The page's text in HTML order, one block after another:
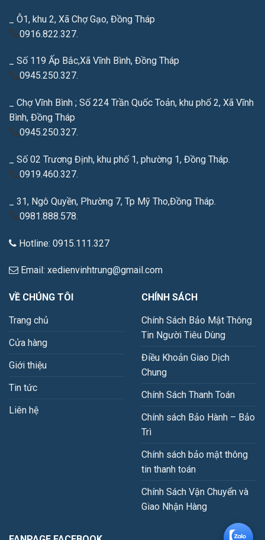
_ Ô1, khu 2, Xã Chợ Gạo, Đồng Tháp
0916.822.327.
_ Số 119 Ấp Bắc,Xã Vĩnh Bình, Đồng Tháp
0945.250.327.
_ Chợ Vĩnh Bình ; Số 224 Trần Quốc Toản, khu phố 2, Xã Vĩnh
Bình, Đồng Tháp
0945.250.327.
_ Số 02 Trương Định, khu phố 1, phường 1, Đồng Tháp.
0919.460.327.
_ 31, Ngô Quyền, Phường 7, Tp Mỹ Tho,Đồng Tháp.
0981.888.578.
Hotline: 0915.111.327
Email: xedienvinhtrung@gmail.com
VỀ CHÚNG TÔI
Trang chủ
Cửa hàng
Giới thiệu
Tin tức
Liên hệ
CHÍNH SÁCH
Chính Sách Bảo Mật Thông
Tin Người Tiêu Dùng
Điều Khoản Giao Dịch
Chung
Chính Sách Thanh Toán
Chính sách Bảo Hành – Bảo
Trì
Chính sách bảo mật thông
tin thanh toán
Chính Sách Vận Chuyển và
Giao Nhận Hàng